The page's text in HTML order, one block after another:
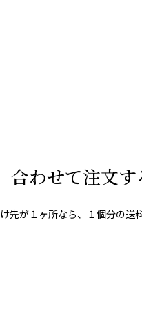
合わせて注文す
先が１ヶ所なら、１個分の送